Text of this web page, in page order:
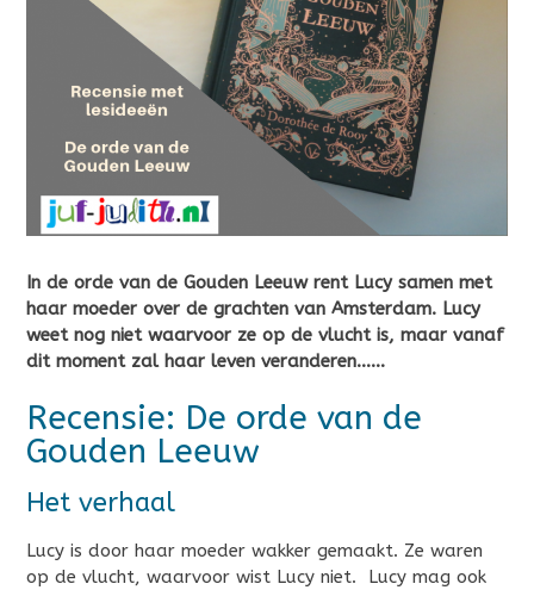
In de orde van de Gouden Leeuw rent Lucy samen met
haar moeder over de grachten van Amsterdam. Lucy
weet nog niet waarvoor ze op de vlucht is, maar vanaf
dit moment zal haar leven veranderen……
Recensie: De orde van de
Gouden Leeuw
Het verhaal
Lucy is door haar moeder wakker gemaakt. Ze waren
op de vlucht, waarvoor wist Lucy niet. Lucy mag ook